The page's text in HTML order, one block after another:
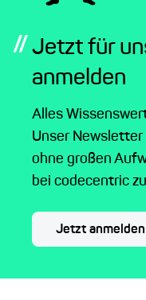
// Jetzt für
anmelden
Alles
Unser
ohne großen
bei codecentric
Jetzt anmelden